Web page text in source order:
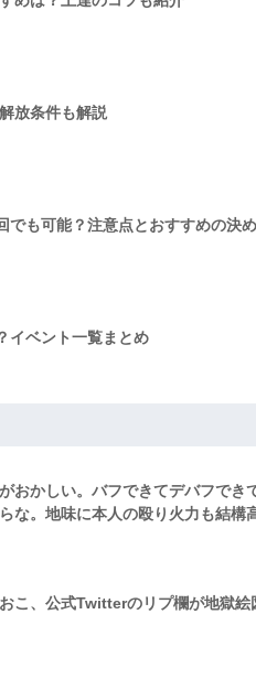
放条件も解説
でも可能？注意点とおすすめの決
イベント一覧まとめ
おかしい。バフできてデバフでき
な。地味に本人の殴り火力も結構
こ、公式Twitterのリプ欄が地獄絵